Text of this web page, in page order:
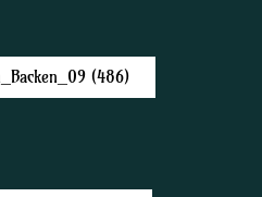
(486)